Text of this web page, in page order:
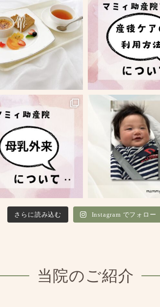
さらに読み込む Instagram でフォロー
当院のご紹介